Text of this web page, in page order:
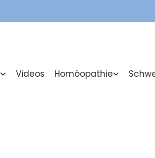
Videos Homöopathie